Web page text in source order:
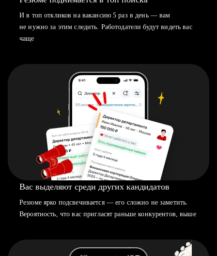
И в топ откликов на вакансию 5 раз в день — вам
не нужно за этим следить. Работодатели будут видеть вас
чаще
Вас выделяют среди других кандидатов
Резюме ярко подсвечивается — его сложно не заметить.
Вероятность, что вас пригласят раньше конкурентов, выше